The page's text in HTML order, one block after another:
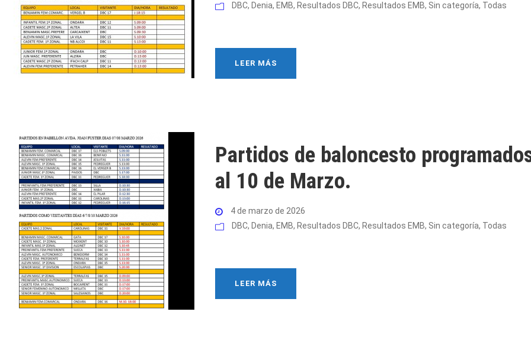
DBC, Denia, EMB, Resultados DBC, Resultados EMB, Sin categoría, Todas
LEER MÁS
Partidos de baloncesto
al 10 de Marzo.
4 de marzo de 2026
DBC, Denia, EMB, Resultados DBC, Resultados EMB, Sin categoría, Todas
LEER MÁS